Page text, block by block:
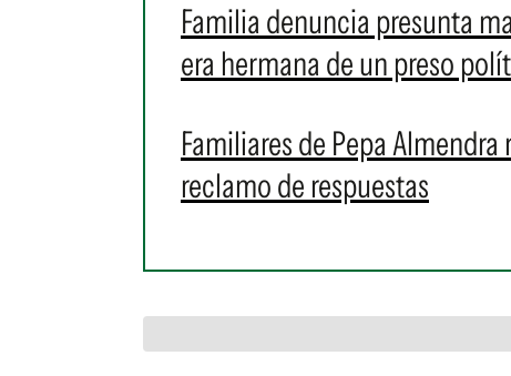
Familia denuncia presunta
era hermana de un preso
Familiares de Pepa
reclamo de respuestas